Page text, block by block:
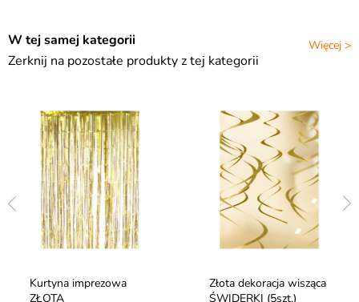
Więcej >
W tej samej kategorii
Zerknij na pozostałe produkty z tej kategorii
Kurtyna imprezowa
ZŁOTA
Złota dekoracja wisząca
ŚWIDERKI (5szt.)